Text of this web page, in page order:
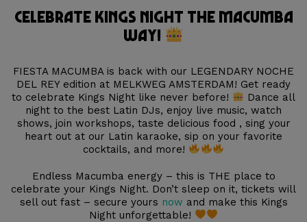
Celebrate Kings Night the Macumba
Way!
FIESTA MACUMBA is back with our LEGENDARY NOCHE
DEL REY edition at MELKWEG AMSTERDAM! Get ready
to celebrate Kings Night like never before!
Dance all
night to the best Latin DJs, enjoy live music, watch
shows, join workshops, taste delicious food , sing your
heart out at our Latin karaoke, sip on your favorite
cocktails, and more!
Endless Macumba energy – this is THE place to
celebrate your Kings Night. Don’t sleep on it, tickets will
sell out fast – secure yours now and make this Kings
Night unforgettable!